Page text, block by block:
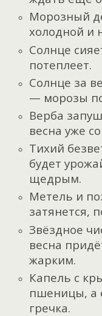
Морозный
холодной и
Солнце
потеплеет.
Солнце за
— морозы
Верба
весна уже
Тихий
будет
щедрым.
Метель и
затянется,
Звёздное
весна
жарким.
Капель с
пшеницы, а
гречка.